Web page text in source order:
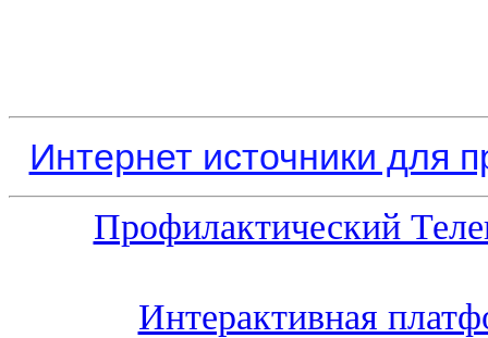
Интернет источники для
Профилактический
Интерактивная